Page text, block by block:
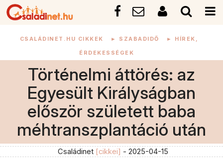
CSALÁDINET.HU CIKKEK ► SZABADIDŐ ► HÍREK,
ÉRDEKESSÉGEK
Történelmi áttörés: az
Egyesült Királyságban
először született baba
méhtranszplantáció után​
Családinet [cikkei] - 2025-04-15